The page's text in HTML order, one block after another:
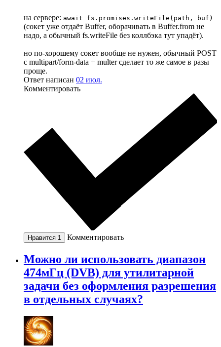
на сервере: await fs.promises.writeFile(path, buf)
(сокет уже отдаёт Buffer, оборачивать в Buffer.from не
надо, а обычный fs.writeFile без коллбэка тут упадёт).
но по-хорошему сокет вообще не нужен, обычный POST
с multipart/form-data + multer сделает то же самое в разы
проще.
Ответ написан 02 июл.
Комментировать
Нравится 1 Комментировать
Можно ли использовать диапазон
474мГц (DVB) для утилитарной
задачи без оформления разрешения
в отдельных случаях?